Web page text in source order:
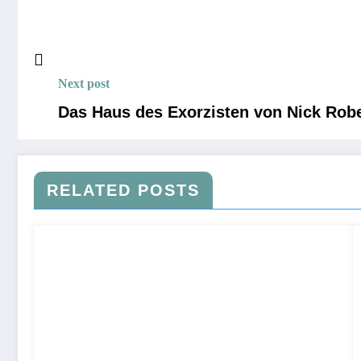
Next post
Das Haus des Exorzisten von Nick
RELATED POSTS